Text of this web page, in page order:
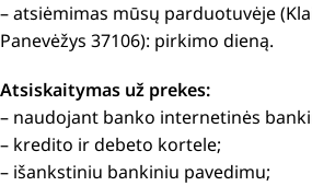
– atsiėmimas mūsų parduotuvėje
Panevėžys 37106): pirkimo dieną.
Atsiskaitymas už prekes:
– naudojant banko internetinės
– kredito ir debeto kortele;
– išankstiniu bankiniu pavedimu;